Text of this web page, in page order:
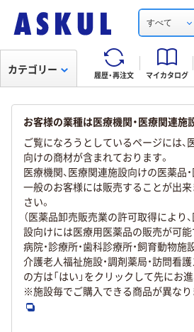
すべて
履歴・再注文 マイカタログ
カテゴリー
お客様の業種は医療機関・医療関連施
ご覧になろうとしているページには、
向けの商材が含まれております。
医療機関、医療関連施設向けの医薬品
一般のお客様には販売することが出
さい。
（医薬品卸売販売業の許可取得により
設向けには医療用医薬品の販売が可能
病院・診療所・歯科診療所・飼育動物施
介護老人福祉施設・調剤薬局・訪問看
の方は「はい」をクリックして先にお進
※施設毎でご購入できる商品が異なり